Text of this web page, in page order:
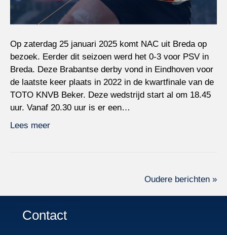
Op zaterdag 25 januari 2025 komt NAC uit Breda op
bezoek. Eerder dit seizoen werd het 0-3 voor PSV in
Breda. Deze Brabantse derby vond in Eindhoven voor
de laatste keer plaats in 2022 in de kwartfinale van de
TOTO KNVB Beker. Deze wedstrijd start al om 18.45
uur. Vanaf 20.30 uur is er een…
Lees meer
Oudere berichten »
Contact